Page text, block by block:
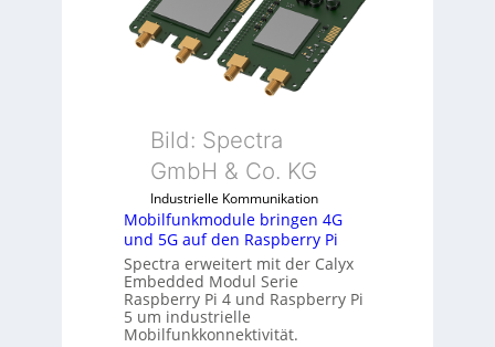
z
i
a
l
m
b
r
a
n
e
n
l
-
I
n
s
t
r
i
e
-
P
C
l
Bild: Spectra
GmbH & Co. KG
Industrielle Kommunikation
Mobilfunkmodule bringen 4G
und 5G auf den Raspberry Pi
Spectra erweitert mit der Calyx
Embedded Modul Serie
Raspberry Pi 4 und Raspberry Pi
5 um industrielle
Mobilfunkkonnektivität.